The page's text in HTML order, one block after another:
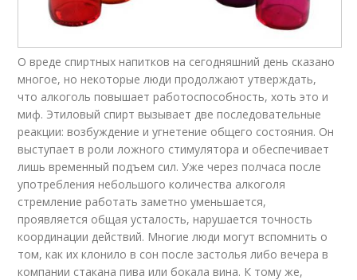
О вреде спиртных напитков на сегодняшний день сказано
многое, но некоторые люди продолжают утверждать,
что алкоголь повышает работоспособность, хоть это и
миф. Этиловый спирт вызывает две последовательные
реакции: возбуждение и угнетение общего состояния. Он
выступает в роли ложного стимулятора и обеспечивает
лишь временный подъем сил. Уже через полчаса после
употребления небольшого количества алкоголя
стремление работать заметно уменьшается,
проявляется общая усталость, нарушается точность
координации действий. Многие люди могут вспомнить о
том, как их клонило в сон после застолья либо вечера в
компании стакана пива или бокала вина. К тому же,